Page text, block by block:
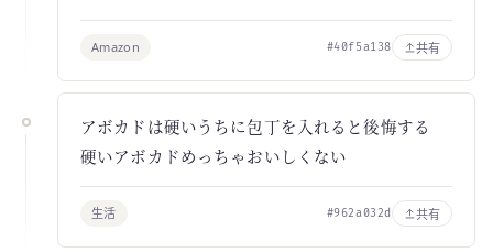
Amazon #40f5a138 共有
アボカドは硬いうちに包丁を入れると後悔する
硬いアボカドめっちゃおいしくない
生活 #962a032d 共有